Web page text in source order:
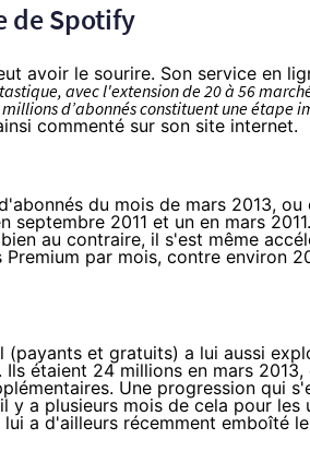
de Spotify
avoir le sourire. Son service en
avec l'extension de 20 à 56
d’abonnés constituent une étape
commenté sur son site internet.
du mois de mars 2013, ou
septembre 2011 et un en mars 2011
au contraire, il s'est même
par mois, contre environ
et gratuits) a lui aussi
étaient 24 millions en mars
Une progression qui
a plusieurs mois de cela pour les
a d'ailleurs récemment emboîté